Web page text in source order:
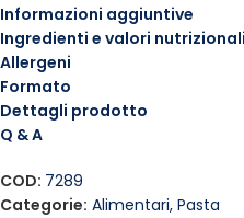
Informazioni aggiuntive
Ingredienti e valori nutrizionali
Allergeni
Formato
Dettagli prodotto
Q & A
COD: 7289
Categorie: Alimentari, Pasta